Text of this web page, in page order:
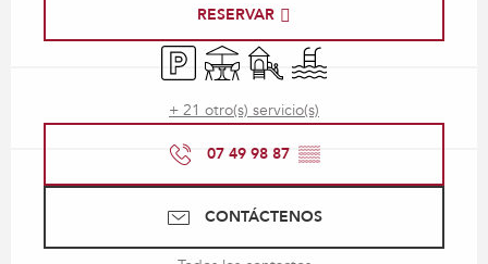
RESERVAR
Aparcamiento
TerrazaJuegos infantiles / Zona de
Piscina
+ 21 otro(s) servicio(s)
07 49 98 87 ▒▒
CONTÁCTENOS